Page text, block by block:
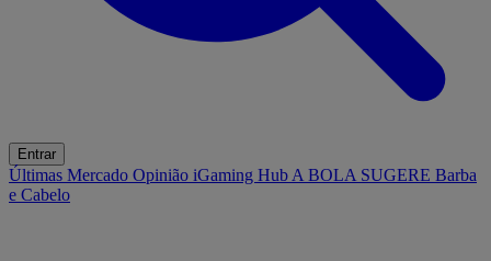
Entrar
Últimas Mercado Opinião iGaming Hub A BOLA SUGERE Barba
e Cabelo